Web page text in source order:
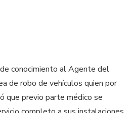
conocimiento al Agente del
de robo de vehículos quien por
que previo parte médico se